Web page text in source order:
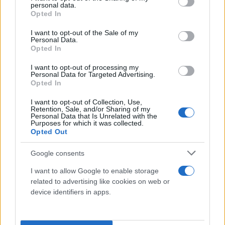
grant or deny consent to Google and its third-party tags to
use your data for below specified purposes in below Google
consent section.
personal data.
Opted In
I want to opt-out of the Sale of my
Personal Data.
Opted In
I want to opt-out of processing my
Personal Data for Targeted Advertising.
Opted In
I want to opt-out of Collection, Use,
Retention, Sale, and/or Sharing of my
Personal Data that Is Unrelated with the
Purposes for which it was collected.
Opted Out
Google consents
I want to allow Google to enable storage
related to advertising like cookies on web or
device identifiers in apps.